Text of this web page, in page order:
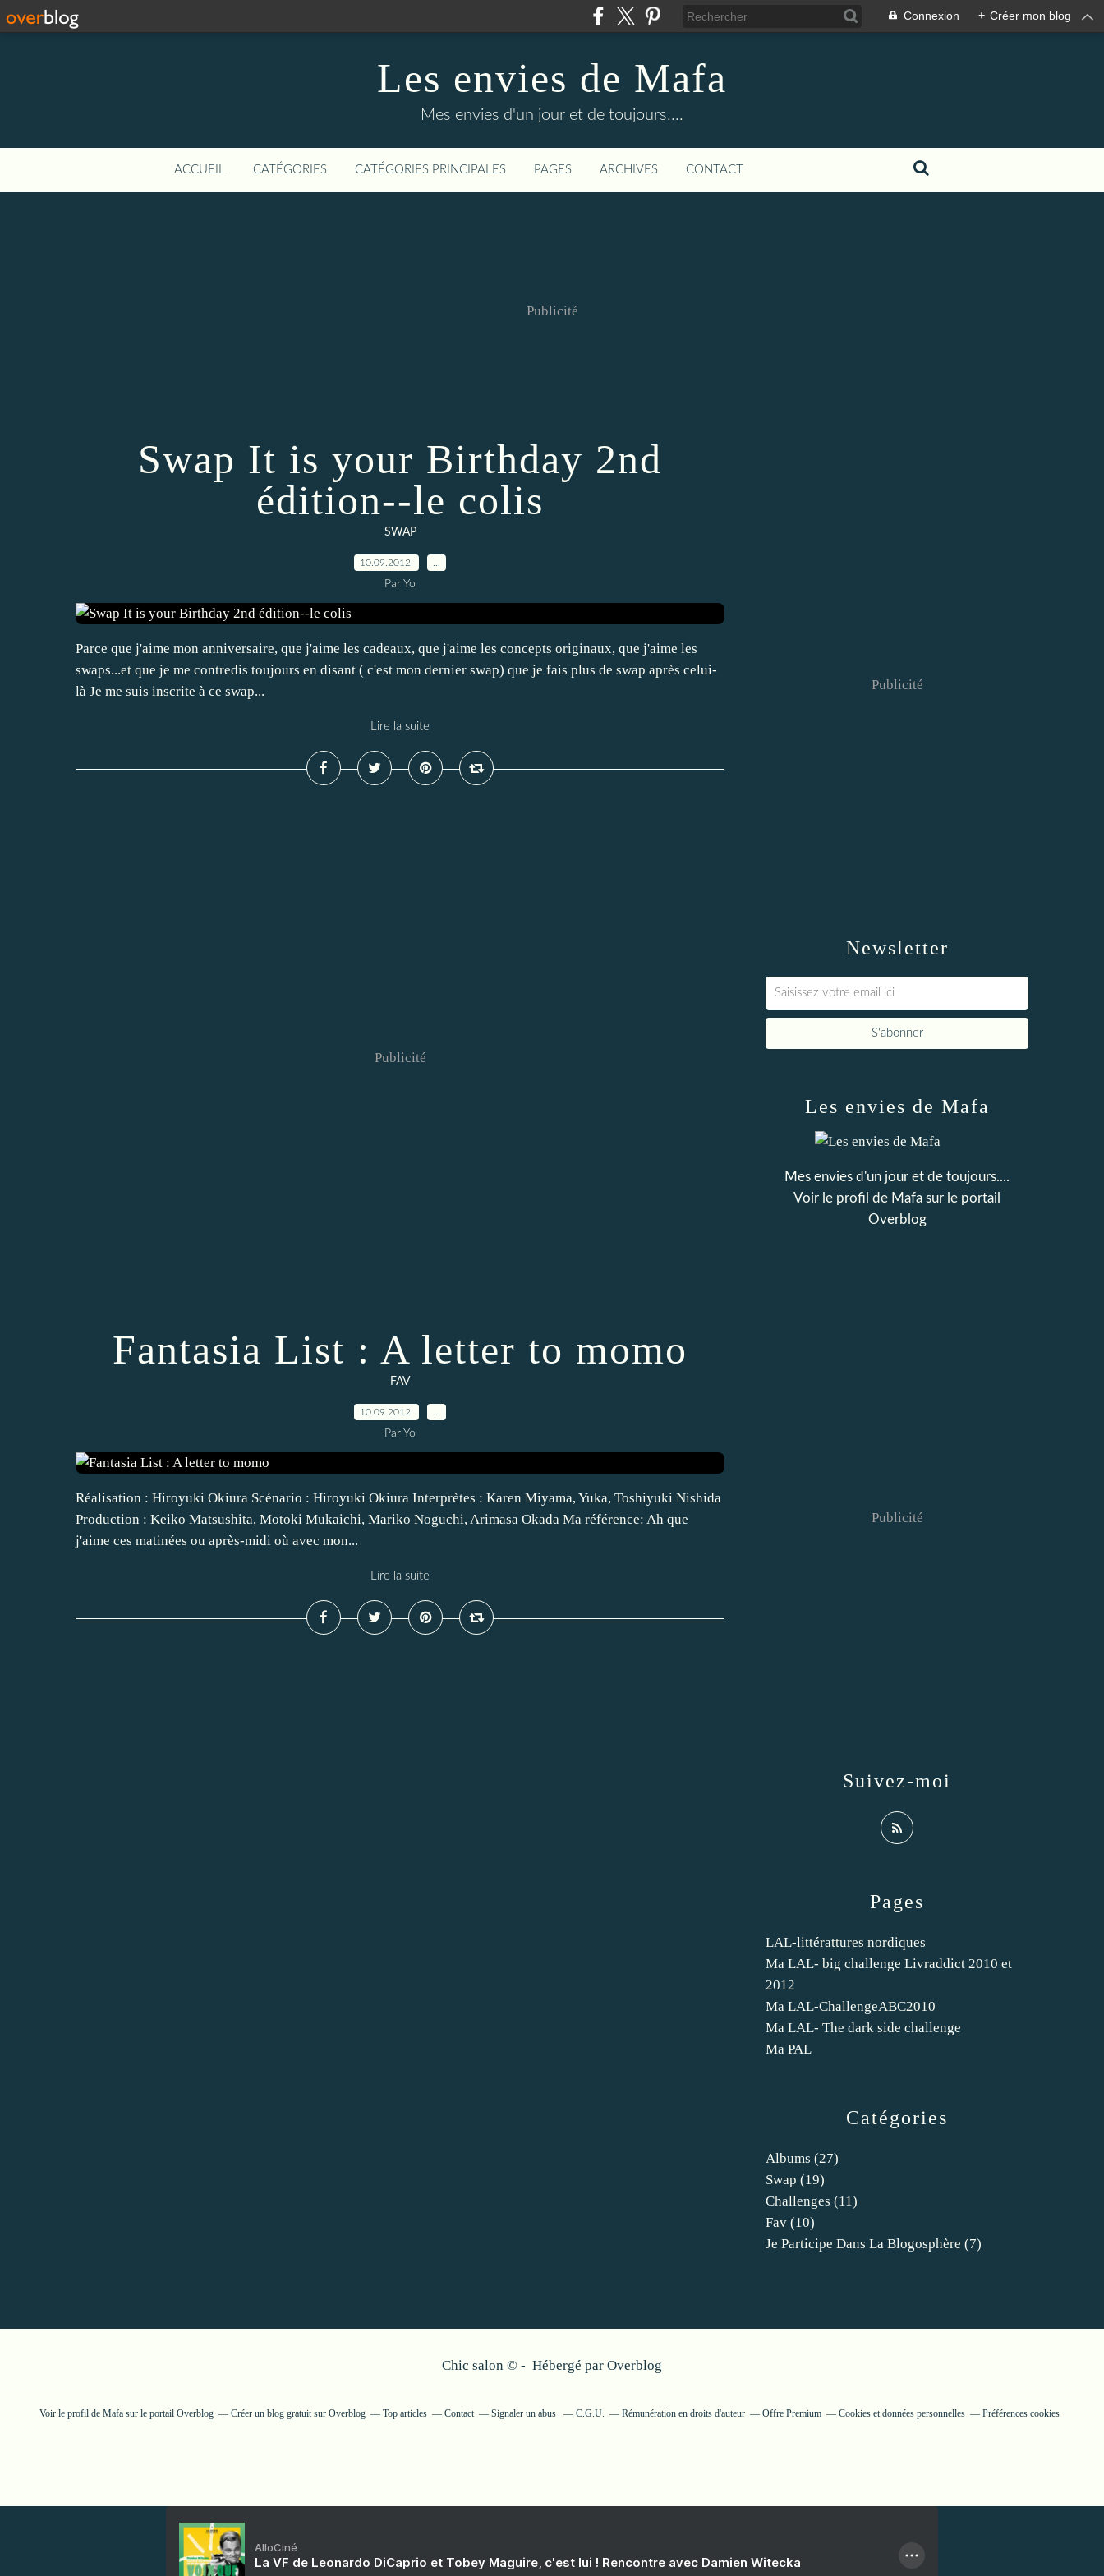
Connexion + Créer mon blog
Les envies de Mafa
Mes envies d'un jour et de toujours....
ACCUEIL CATÉGORIES CATÉGORIES PRINCIPALES PAGES ARCHIVES CONTACT
Publicité
Swap It is your Birthday 2nd
édition--le colis
SWAP
10.09.2012
Par Yo
Parce que j'aime mon anniversaire, que j'aime les cadeaux, que j'aime les concepts originaux, que j'aime les
swaps...et que je me contredis toujours en disant ( c'est mon dernier swap) que je fais plus de swap après celui-
là Je me suis inscrite à ce swap...
Lire la suite
Publicité
Fantasia List : A letter to momo
FAV
10.09.2012
Par Yo
Réalisation : Hiroyuki Okiura Scénario : Hiroyuki Okiura Interprètes : Karen Miyama, Yuka, Toshiyuki Nishida
Production : Keiko Matsushita, Motoki Mukaichi, Mariko Noguchi, Arimasa Okada Ma référence: Ah que
j'aime ces matinées ou après-midi où avec mon...
Lire la suite
Newsletter
Publicité
Catégories
Albums (27)
Swap (19)
Challenges (11)
Fav (10)
Je Participe Dans La Blogosphère (7)
Pages
LAL-littérattures nordiques
Ma LAL- big challenge Livraddict 2010 et
2012
Ma LAL-ChallengeABC2010
Ma LAL- The dark side challenge
Ma PAL
Les envies de Mafa
Mes envies d'un jour et de toujours....
Voir le profil de Mafa sur le portail
Overblog
Suivez-moi
Publicité
Chic salon © - Hébergé par Overblog
Voir le profil de Mafa sur le portail Overblog Créer un blog gratuit sur Overblog Top articles Contact Signaler un abus C.G.U. Rémunération en droits d'auteur Offre Premium Cookies et données personnelles Préférences cookies
AlloCiné
La VF de Leonardo DiCaprio et Tobey Maguire, c'est lui ! Rencontre avec Damien Witecka